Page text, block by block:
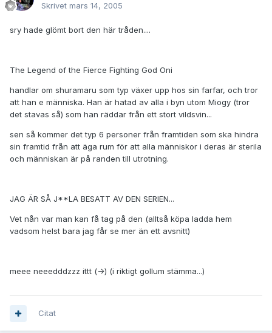
Skrivet mars 14, 2005
sry hade glömt bort den här tråden....
The Legend of the Fierce Fighting God Oni
handlar om shuramaru som typ växer upp hos sin farfar, och tror
att han e människa. Han är hatad av alla i byn utom Miogy (tror
det stavas så) som han räddar från ett stort vildsvin...
sen så kommer det typ 6 personer från framtiden som ska hindra
sin framtid från att äga rum för att alla människor i deras är sterila
och människan är på randen till utrotning.
JAG ÄR SÅ J**LA BESATT AV DEN SERIEN...
Vet nån var man kan få tag på den (alltså köpa ladda hem
vadsom helst bara jag får se mer än ett avsnitt)
meee neeedddzzz ittt (->) (i riktigt gollum stämma...)
Citat